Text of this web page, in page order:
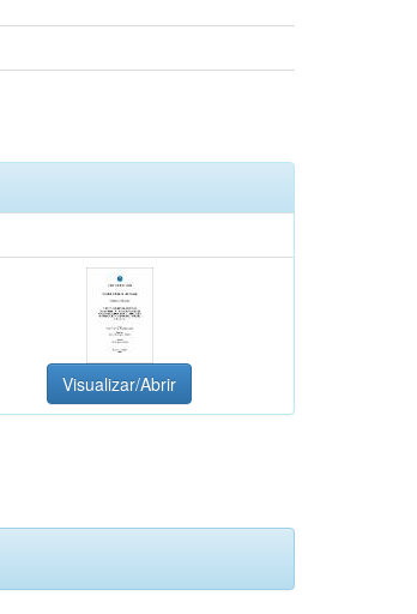
Visualizar/Abrir